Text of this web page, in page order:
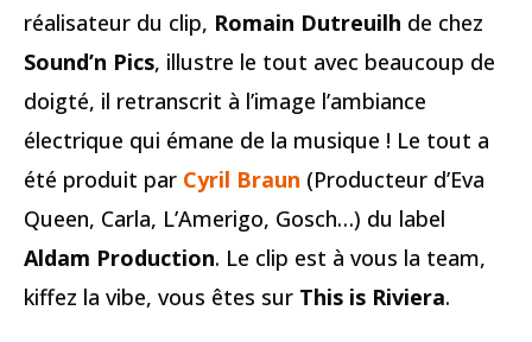
réalisateur du clip, Romain Dutreuilh de chez
Sound’n Pics, illustre le tout avec beaucoup de
doigté, il retranscrit à l’image l’ambiance
électrique qui émane de la musique ! Le tout a
été produit par Cyril Braun (Producteur d’Eva
Queen, Carla, L’Amerigo, Gosch…) du label
Aldam Production. Le clip est à vous la team,
kiffez la vibe, vous êtes sur This is Riviera.